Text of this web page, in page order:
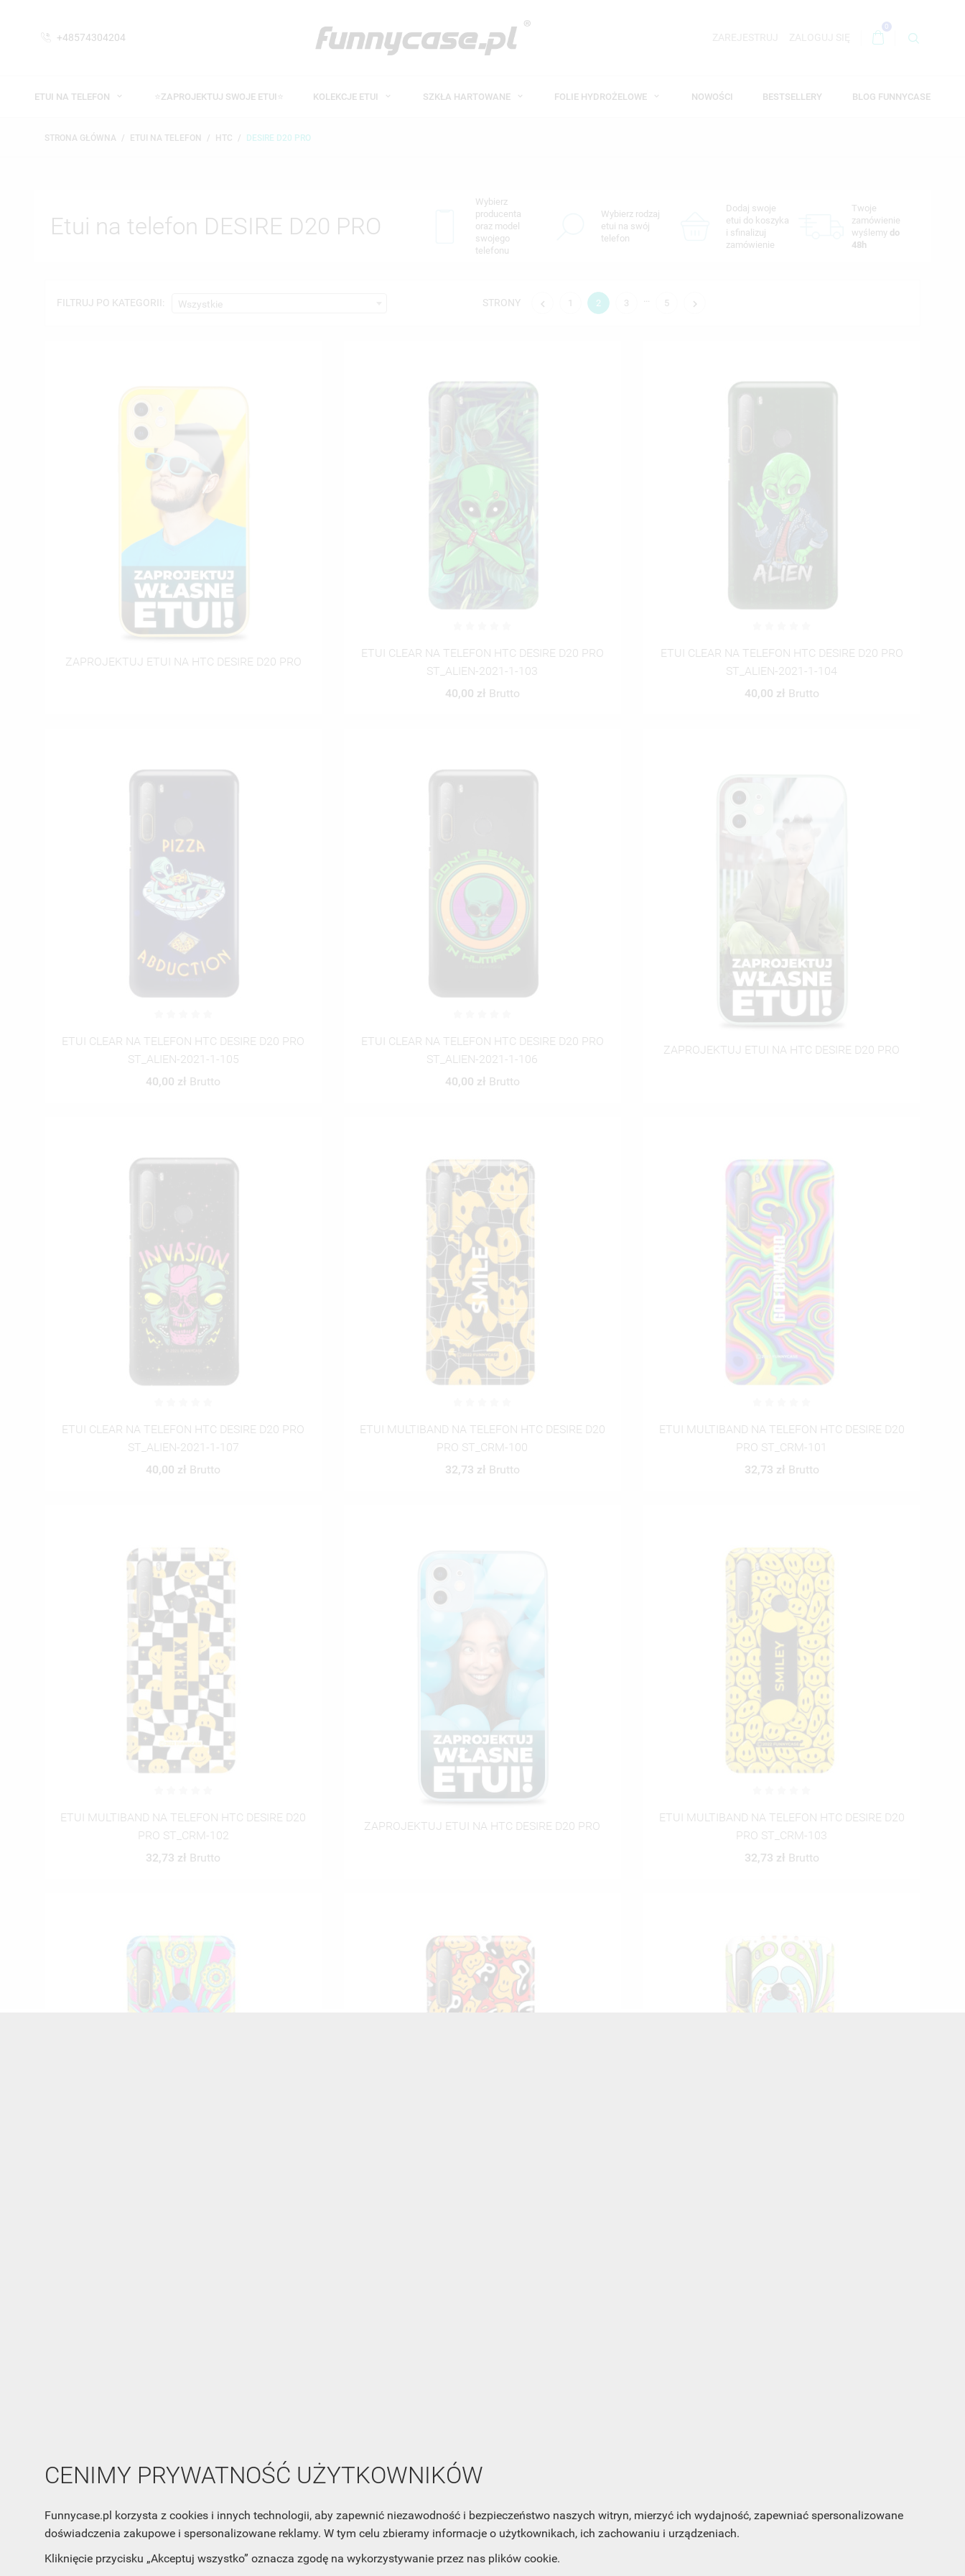
CENIMY PRYWATNOŚĆ UŻYTKOWNIKÓW
Funnycase.pl korzysta z cookies i innych technologii, aby zapewnić niezawodność i bezpieczeństwo naszych witryn, mierzyć ich wydajność, zapewniać spersonalizowane
doświadczenia zakupowe i spersonalizowane reklamy. W tym celu zbieramy informacje o użytkownikach, ich zachowaniu i urządzeniach.
Kliknięcie przycisku „Akceptuj wszystko” oznacza zgodę na wykorzystywanie przez nas plików cookie.
+48574304204
0
ETUI NA TELEFON ⭐ZAPROJEKTUJ SWOJE ETUI⭐ KOLEKCJE ETUI SZKŁA HARTOWANE FOLIE HYDROŻELOWE NOWOŚCI BESTSELLERY BLOG FUNNYCASE
STRONA GŁÓWNA ETUI NA TELEFON HTC DESIRE D20 PRO
Etui na telefon DESIRE D20 PRO
Wybierz
producenta
oraz model
swojego
telefonu
Wybierz rodzaj
etui na swój
telefon
Dodaj swoje
etui do koszyka
i sfinalizuj
zamówienie
Twoje
zamówienie
wyślemy do
48h
FILTRUJ PO KATEGORII: Wszystkie STRONY  1 2 3 … 5 
ZAPROJEKTUJ ETUI NA HTC DESIRE D20 PRO
ETUI CLEAR NA TELEFON HTC DESIRE D20 PRO
ST_ALIEN-2021-1-103
40,00 zł
Brutto
ETUI CLEAR NA TELEFON HTC DESIRE D20 PRO
ST_ALIEN-2021-1-104
40,00 zł
Brutto
ETUI CLEAR NA TELEFON HTC DESIRE D20 PRO
ST_ALIEN-2021-1-105
40,00 zł Brutto
ETUI CLEAR NA TELEFON HTC DESIRE D20 PRO
ST_ALIEN-2021-1-106
40,00 zł
Brutto
ZAPROJEKTUJ ETUI NA HTC DESIRE D20 PRO
ETUI CLEAR NA TELEFON HTC DESIRE D20 PRO
ST_ALIEN-2021-1-107
40,00 zł Brutto
ETUI MULTIBAND NA TELEFON HTC DESIRE D20
PRO ST_CRM-100
32,73 zł
Brutto
ETUI MULTIBAND NA TELEFON HTC DESIRE D20
PRO ST_CRM-101
32,73 zł
Brutto
ETUI MULTIBAND NA TELEFON HTC DESIRE D20
PRO ST_CRM-102
32,73 zł Brutto
ZAPROJEKTUJ ETUI NA HTC DESIRE D20 PRO
ETUI MULTIBAND NA TELEFON HTC DESIRE D20
PRO ST_CRM-103
32,73 zł
Brutto
NEWSLETTER
cofnąć swoją zgodę. Jeśli chciałbyś dowiedzieć się jak chronimy
Twoją prywatność, zobacz Politykę Prywatności.
((CANCELTEXT))((CANCELTEXT))